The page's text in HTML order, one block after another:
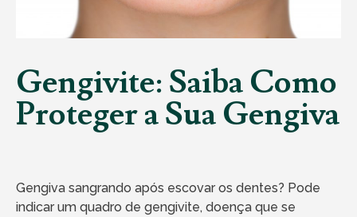
Gengivite: Saiba Como
Proteger a Sua Gengiva
Gengiva sangrando após escovar os dentes? Pode
indicar um quadro de gengivite, doença que se